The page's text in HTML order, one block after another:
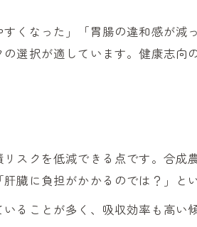
くなった」「胃腸の違和感が減
選択が適しています。健康志
スクを低減できる点です。合成
臓に負担がかかるのでは？」と
ることが多く、吸収効率も高い